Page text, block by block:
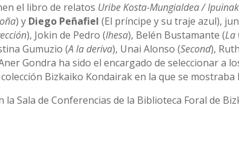
el libro de relatos Uribe Kosta-Mungialdea /
) y Diego Peñafiel (El príncipe y su traje azul),
), Jokin de Pedro (Ihesa), Belén Bustamante (La
Gumuzio (A la deriva), Unai Alonso (Second),
Gondra ha sido el encargado de seleccionar a
Bizkaiko Kondairak en la que se
la Sala de Conferencias de la Biblioteca Foral de